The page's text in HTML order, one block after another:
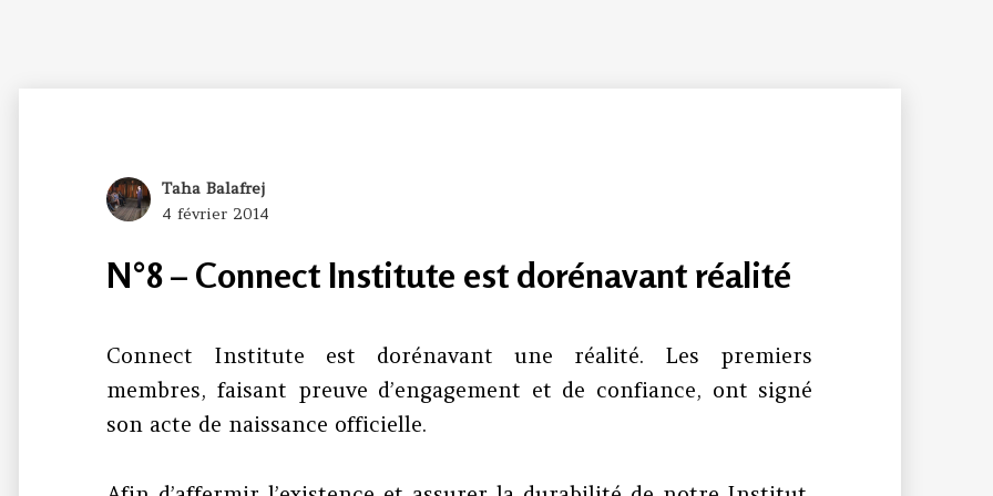
Author
Taha Balafrej
Posted
4 février 2014
N°8 – Connect Institute est dorénavant réalité
Connect Institute est dorénavant une réalité. Les premiers
membres, faisant preuve d’engagement et de confiance, ont signé
son acte de naissance officielle.